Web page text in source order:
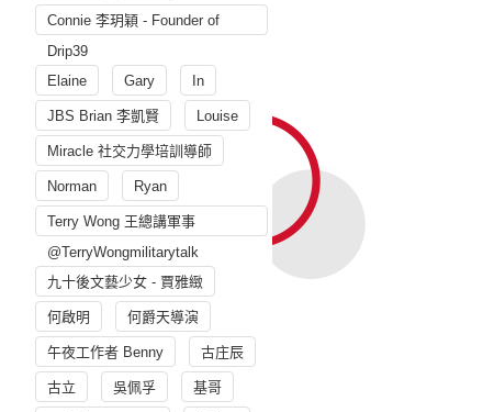
Connie 李玥穎 - Founder of
Drip39
Elaine
Gary In
JBS Brian 李凱賢 Louise
Miracle 社交力學培訓導師
Norman Ryan
Terry Wong 王總講軍事
@TerryWongmilitarytalk
九十後文藝少女 - 賈雅緻
何啟明 何爵天導演
午夜工作者 Benny 古庄辰
古立 吳佩孚 基哥